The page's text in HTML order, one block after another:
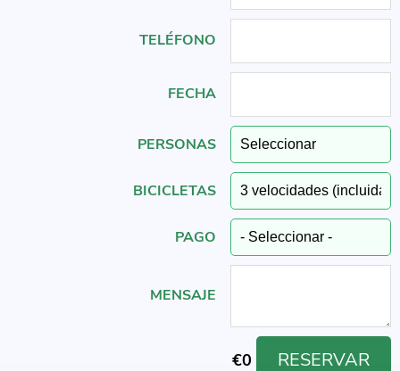
TELÉFONO
FECHA
PERSONAS
BICICLETAS
PAGO
MENSAJE
€0 RESERVAR